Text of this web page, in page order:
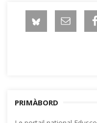
PRIMÀBORD